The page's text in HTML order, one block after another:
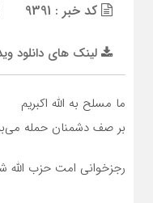
کد خبر : 9391
لینک های دانلود
ما مسلح به الله اکبریم
بر صف دشمنان حمله
رجزخوانی امت حزب